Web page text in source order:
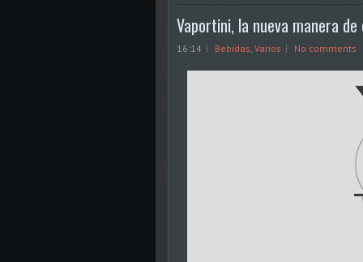
Vaportini, la nueva manera
16:14 Bebidas, Varios No comments